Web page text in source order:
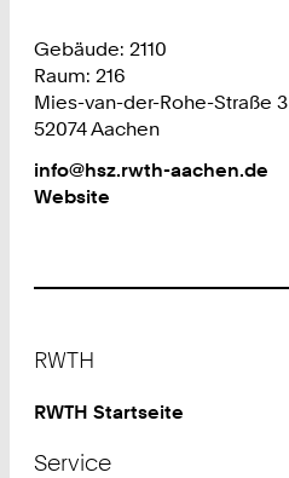
Gebäude: 2110
Raum: 216
Mies-van-der-Rohe-Straße 3
52074 Aachen
Work
info@hsz.rwth-aachen.de
Website
RWTH
RWTH Startseite
Service